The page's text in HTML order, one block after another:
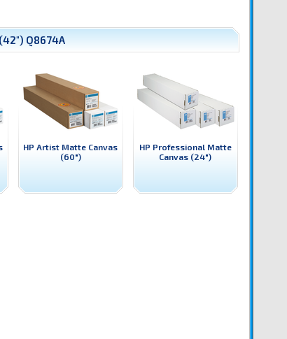
Q8674A
HP Artist Matte Canvas
(60")
HP Professional Matte
Canvas (24")